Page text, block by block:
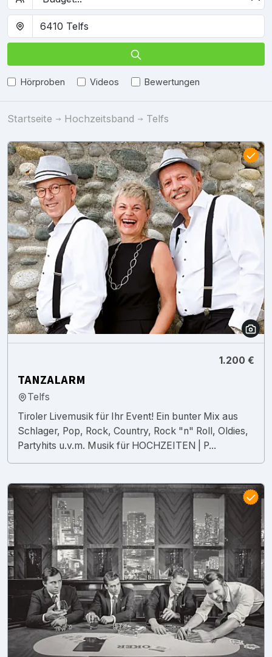
Hörproben Videos Bewertungen
Startseite Hochzeitsband Telfs
1.200 €
TANZALARM
Telfs
Tiroler Livemusik für Ihr Event! Ein bunter Mix aus
Schlager, Pop, Rock, Country, Rock "n" Roll, Oldies,
Partyhits u.v.m. Musik für HOCHZEITEN | P...